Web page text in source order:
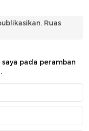
Ruas
pada peramban